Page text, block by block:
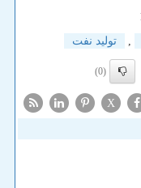
, تولید نفت
(0)
X